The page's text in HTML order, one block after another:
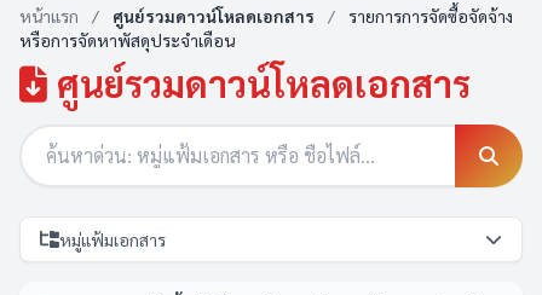
หน้าแรก / ศูนย์รวมดาวน์โหลดเอกสาร /
รายการการจัดซื้อจัดจ้าง
หรือการจัดหาพัสดุประจำเดือน
ศูนย์รวมดาวน์โหลดเอกสาร
หมู่แฟ้มเอกสาร